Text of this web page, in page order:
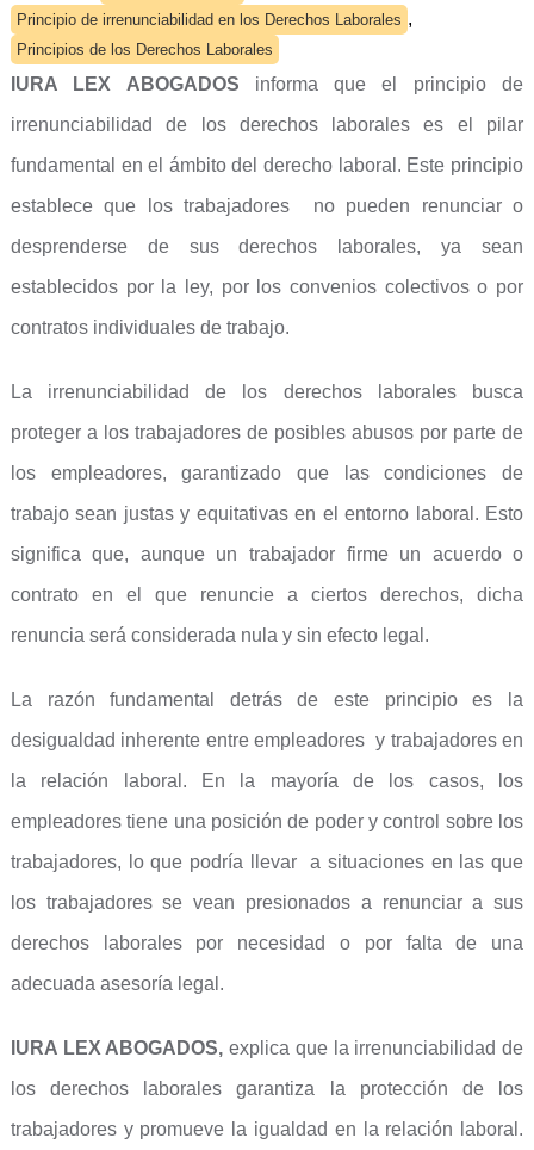
Principio de irrenunciabilidad en los Derechos Laborales ,
Principios de los Derechos Laborales
IURA LEX ABOGADOS informa que el principio de
irrenunciabilidad de los derechos laborales es el pilar
fundamental en el ámbito del derecho laboral. Este principio
establece que los trabajadores no pueden renunciar o
desprenderse de sus derechos laborales, ya sean
establecidos por la ley, por los convenios colectivos o por
contratos individuales de trabajo.
La irrenunciabilidad de los derechos laborales busca
proteger a los trabajadores de posibles abusos por parte de
los empleadores, garantizado que las condiciones de
trabajo sean justas y equitativas en el entorno laboral. Esto
significa que, aunque un trabajador firme un acuerdo o
contrato en el que renuncie a ciertos derechos, dicha
renuncia será considerada nula y sin efecto legal.
La razón fundamental detrás de este principio es la
desigualdad inherente entre empleadores y trabajadores en
la relación laboral. En la mayoría de los casos, los
empleadores tiene una posición de poder y control sobre los
trabajadores, lo que podría llevar a situaciones en las que
los trabajadores se vean presionados a renunciar a sus
derechos laborales por necesidad o por falta de una
adecuada asesoría legal.
IURA LEX ABOGADOS,explica que la irrenunciabilidad de
los derechos laborales garantiza la protección de los
trabajadores y promueve la igualdad en la relación laboral.